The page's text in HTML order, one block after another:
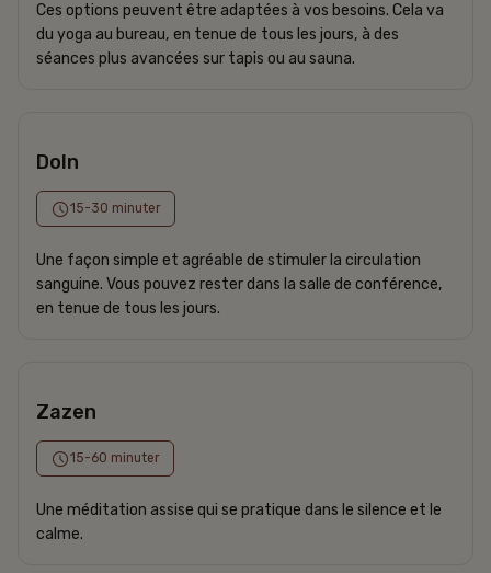
Ces options peuvent être adaptées à vos besoins. Cela va
du yoga au bureau, en tenue de tous les jours, à des
séances plus avancées sur tapis ou au sauna.
DoIn
15-30 minuter
Une façon simple et agréable de stimuler la circulation
sanguine. Vous pouvez rester dans la salle de conférence,
en tenue de tous les jours.
Zazen
15-60 minuter
Une méditation assise qui se pratique dans le silence et le
calme.